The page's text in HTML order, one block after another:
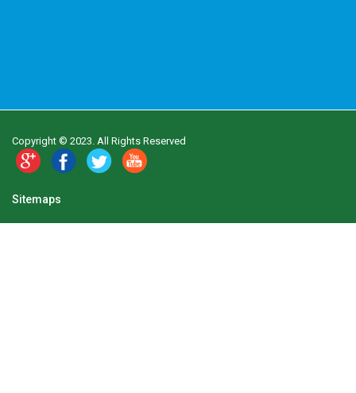
Copyright © 2023. All Rights Reserved
Sitemaps